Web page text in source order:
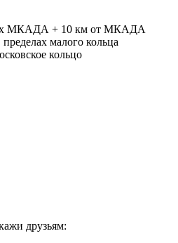
МКАДА + 10 км от МКАДА
пределах малого кольца
кольцо
друзьям: